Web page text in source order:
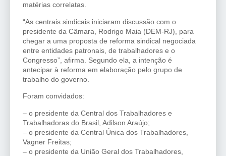
matérias correlatas.
“As centrais sindicais iniciaram discussão com o
presidente da Câmara, Rodrigo Maia (DEM-RJ), para
chegar a uma proposta de reforma sindical negociada
entre entidades patronais, de trabalhadores e o
Congresso”, afirma. Segundo ela, a intenção é
antecipar à reforma em elaboração pelo grupo de
trabalho do governo.
Foram convidados:
– o presidente da Central dos Trabalhadores e
Trabalhadoras do Brasil, Adilson Araújo;
– o presidente da Central Única dos Trabalhadores,
Vagner Freitas;
– o presidente da União Geral dos Trabalhadores,